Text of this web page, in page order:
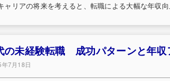
ャリアの将来を考えると、転職による大幅な年収
の未経験転職 成功パターンと年収
7月18日